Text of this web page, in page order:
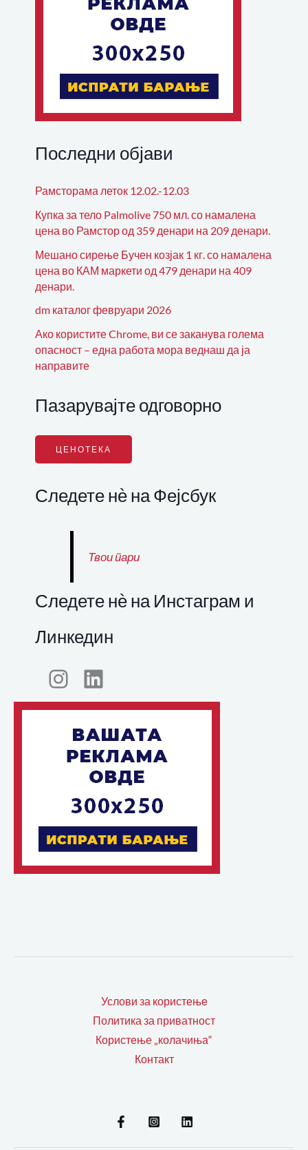
Последни објави
Рамсторама леток 12.02.-12.03
Купка за тело Palmolive 750 мл. со намалена
цена во Рамстор од 359 денари на 209 денари.
Мешано сирење Бучен козјак 1 кг. со намалена
цена во КАМ маркети од 479 денари на 409
денари.
dm каталог февруари 2026
Ако користите Chrome, ви се заканува голема
опасност – една работа мора веднаш да ја
направите
Пазарувајте одговорно
ЦЕНОТЕКА
Следете нѐ на Фејсбук
Твои пари
Следете нѐ на Инстаграм и
Линкедин
Услови за користење
Политика за приватност
Користење „колачиња“
Контакт